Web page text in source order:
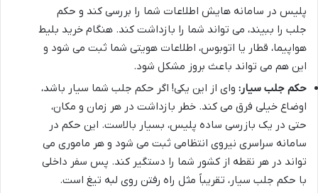
پلیس در سامانه هایش اطلاعات شما را بررسی کند و حکم
جلب را ببیند، می تواند شما را بازداشت کند. هنگام خرید بلیط
هواپیما، قطار یا اتوبوس، اطلاعات هویتی شما ثبت می شود و
این هم می تواند باعث بروز مشکل شود.
حکم جلب سیار: وای از این یکی! اگر حکم جلب شما سیار باشد،
اوضاع خیلی فرق می کند. خطر بازداشت در هر زمان و مکان،
حتی در یک بازرسی ساده پلیس، بسیار بالاست. این حکم در
سامانه سراسری نیروی انتظامی ثبت می شود و هر ماموری می
تواند در هر نقطه از کشور شما را دستگیر کند. پس سفر داخلی
با حکم جلب سیار، تقریباً مثل راه رفتن روی لبه تیغ است.